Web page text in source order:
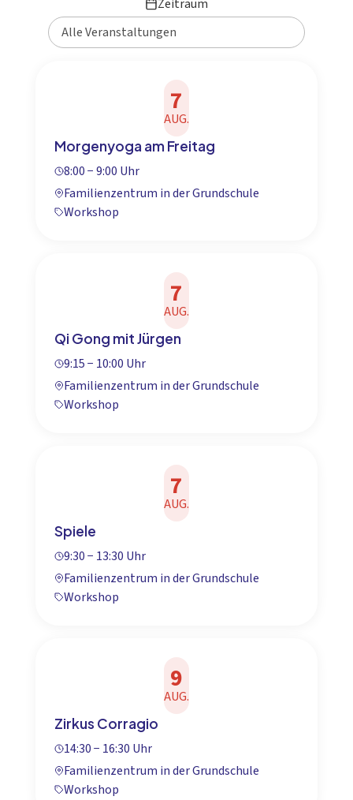
Zeitraum
7
AUG.
Morgenyoga am Freitag
8:00 − 9:00 Uhr
Familienzentrum in der Grundschule
Workshop
7
AUG.
Qi Gong mit Jürgen
9:15 − 10:00 Uhr
Familienzentrum in der Grundschule
Workshop
7
AUG.
Spiele
9:30 − 13:30 Uhr
Familienzentrum in der Grundschule
Workshop
9
AUG.
Zirkus Corragio
14:30 − 16:30 Uhr
Familienzentrum in der Grundschule
Workshop